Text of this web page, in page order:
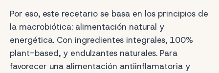
Por eso, este recetario se basa en los principios de
la macrobiótica: alimentación natural y
energética. Con ingredientes integrales, 100%
plant-based, y endulzantes naturales. Para
favorecer una alimentación antiinflamatoria y